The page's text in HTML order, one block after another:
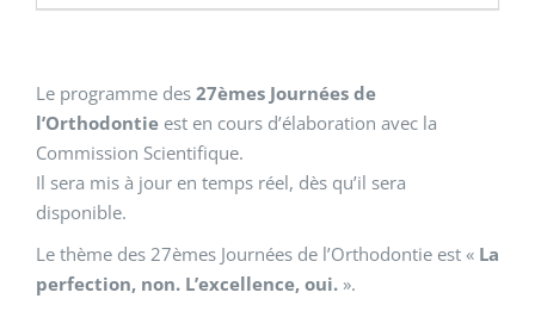
Le programme des 27èmes Journées de
l’Orthodontie est en cours d’élaboration avec la
Commission Scientifique.
Il sera mis à jour en temps réel, dès qu’il sera
disponible.
Le thème des 27èmes Journées de l’Orthodontie est « La
perfection, non. L’excellence, oui. ».